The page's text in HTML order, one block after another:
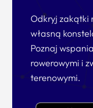
Odkryj zakątki
własną
Poznaj
rowerowymi i
terenowymi.